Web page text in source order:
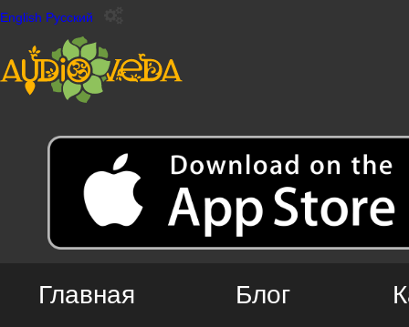
English Русский
Главная Блог